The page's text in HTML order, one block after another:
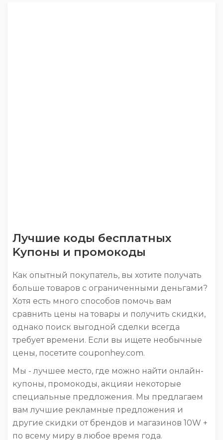
Лучшие коды бесплатных
Kупоны и промокоды
Как опытный покупатель, вы хотите получать
больше товаров с ограниченными деньгами?
Хотя есть много способов помочь вам
сравнить цены на товары и получить скидки,
однако поиск выгодной сделки всегда
требует времени. Если вы ищете необычные
цены, посетите couponhey.com.
Мы - лучшее место, где можно найти онлайн-
купоны, промокоды, aкцияи некоторые
специальные предложения. Мы предлагаем
вам лучшие рекламные предложения и
другие скидки от брендов и магазинов 10W +
по всему миру в любое время года.